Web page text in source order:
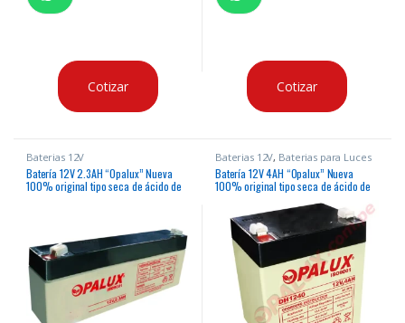
Cotizar Cotizar
Baterias 12V
Batería 12V 2.3AH “Opalux” Nueva
100% original tipo seca de ácido de
Baterias 12V, Baterias para Luces
de Emergencia
Batería 12V 4AH “Opalux” Nueva
100% original tipo seca de ácido de
de emergencia, ups, etc